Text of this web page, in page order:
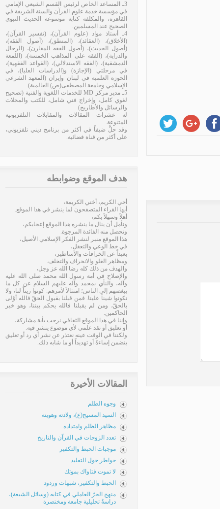
3ـ المساعد الخاص لرئيس القسم الشيعي الإمامي
في مؤسسة خدمة علوم القرآن والسنة الشريفة في
القاهرة، والمكلفة كتابة موسوعة الحديث النبوي
الصحيح عند المسلمين.
4ـ أستاذ مواد (علوم القرآن)، (تفسير القرآن)،
(الأخلاق)، (العقائد)، (المنطق)، (أصول الفقه)،
(أصول الحديث)، (أصول الفقه المقارن)، (الرجال
والدراية)، (الفقه على المذاهب الخمسة)، (اللمعة
الدمشقية)، (الفقه الاستدلالي)، (القواعد الفقهية)،
في مرحلتي (الإجازة) و(الدراسات العليا)، في
الحوزة العلمية في لبنان وإيران (المعهد الشرعي
الإسلامي وجامعة المصطفى(ص) العالمية).
5ـ مدير مركز MD للخدمات اللغوية والفنية (تصحيح
لغوي كامل، وإخراج فني شامل، للكتب والمجلات
والرسائل والأطاريح)
له عشرات المقالات والمقابلات التلفزيونية
المتنوعة.
وقد حلَّ ضيفاً في أكثر من برنامج ديني تلفزيوني،
على أكثر من قناة فضائية.
هدف الموقع وضوابطه
أخي الكريم، أختي الكريمة،
أيها القراء المتصفحون لما ينشر في هذا الموقع.
أهلاً وسهلاً بكم،
ونأمل أن ينال ما ينشره هذا الموقع إعجابكم،
وتحصل منه الفائدة المرجوة.
هذا الموقع منبر لنشر الفكر الإسلامي الأصيل،
في خط الوعي والتعقل،
بعيداً عن الخرافات والأساطير،
ومظاهر الغلو والانحراف والتخلف.
والهدف من ذلك كله رضا الله عز وجل،
والإصلاح في أمة رسول الله محمد صلى الله عليه
وآله، والنأي بمحمد وآله عليهم السلام عن كل ما
يبغضهم إلى الناس؛ امتثالاً لأمرهم: كونوا زيناً لنا، ولا
تكونوا شيناً علينا. فمن قبلنا بقبول الحقّ فالله أوْلى
بالحقّ، ومن لم يقبلنا فالله يحكم بيننا، وهو خير
الحاكمين.
وإننا في هذا الموقع الثقافي نرحب بأية مشاركة،
أو تعليق أو نقد علمي لأي موضوع ينشر فيه.
ولكننا في الوقت عينه نعتذر عن نشر أي رد أو تعليق
يتضمن إساءةً أو تهديداً أو ما شابه ذلك.
المقالات الأخيرة
وجوه الظلم
السيد المسيح(ع)، ولادته وهويته
مظاهر الظلم وامتداده
تعدد الزوجات في القرآن والتاريخ
موجبات الحبط والتكفير
خواطر حول التقليد
لا تموت فتاواك بموتك
الحبط والتكفير، شبهات وردود
منهج الحرّ العاملي في كتابه (وسائل الشيعة)،
دراسةٌ تحليلية جامعة ومختصرة